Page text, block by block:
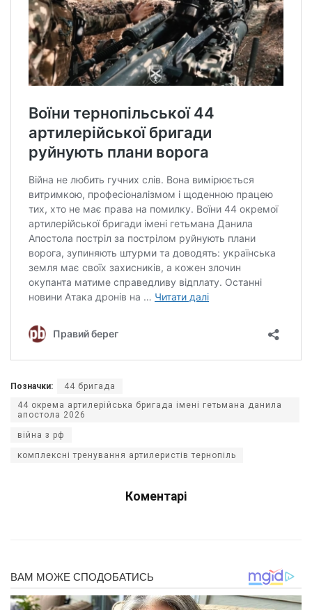
Позначки:
44 бригада
44 окрема артилерійська бригада імені гетьмана данила
апостола 2026
війна з рф
комплексні тренування артилеристів тернопіль
Коментарі